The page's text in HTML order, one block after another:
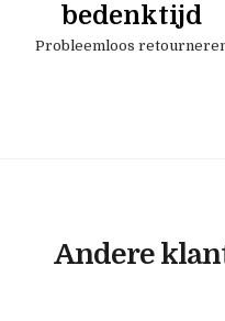
bedenktijd
Probleemloos
Andere